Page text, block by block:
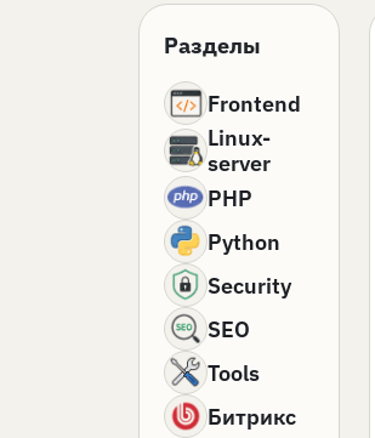
Разделы
Frontend
Linux-
server
PHP
Python
Security
SEO
Tools
Битрикс